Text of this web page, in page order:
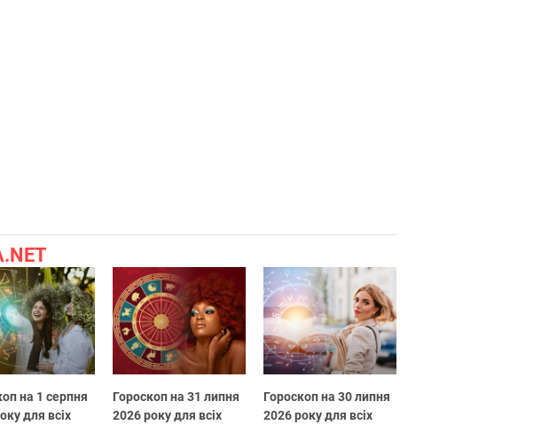
на 1 серпня
для всіх
Гороскоп на 31 липня
2026 року для всіх
Гороскоп на 30 липня
2026 року для всіх